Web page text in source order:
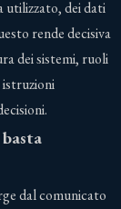
utilizzato, dei dati
rende decisiva
dei sistemi, ruoli
dal comunicato